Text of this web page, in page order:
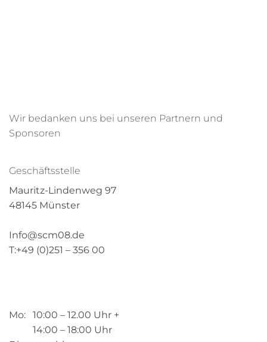
Wir bedanken uns bei unseren Partnern und
Sponsoren
Geschäftsstelle
Mauritz-Lindenweg 97
48145 Münster
Info@scm08.de
T:+49 (0)251 – 356 00
Mo: 10:00 – 12.00 Uhr +
14:00 – 18:00 Uhr